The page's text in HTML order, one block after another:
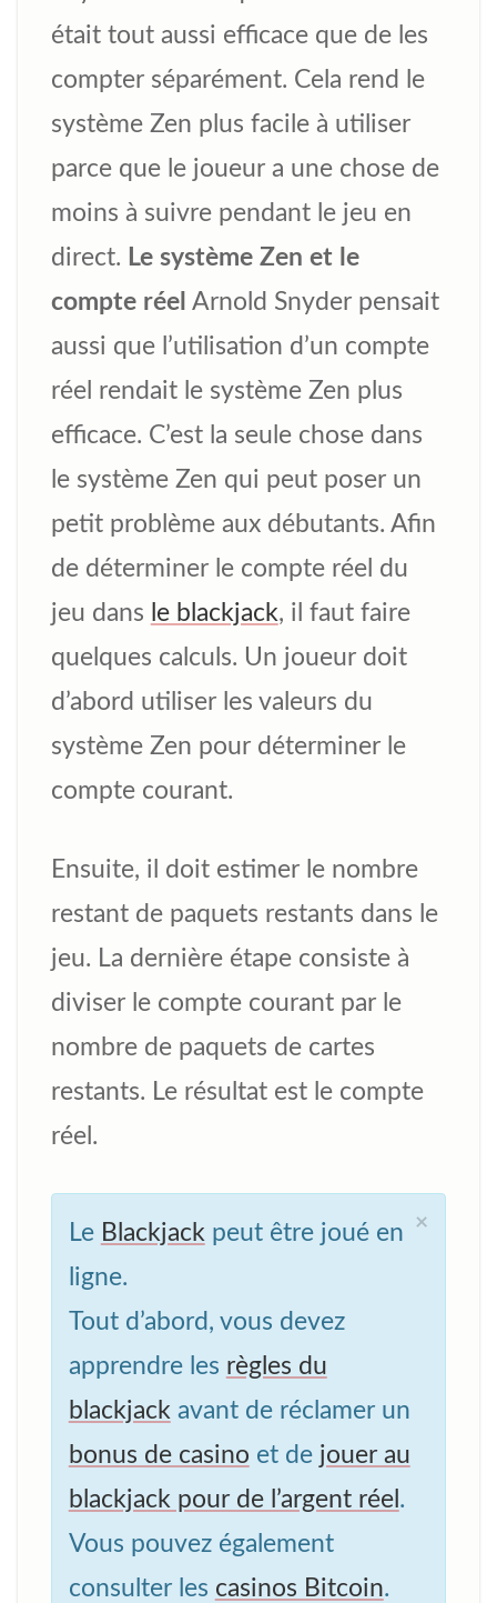
était tout aussi efficace que de les
compter séparément. Cela rend le
système Zen plus facile à utiliser
parce que le joueur a une chose de
moins à suivre pendant le jeu en
direct. Le système Zen et le
compte réel Arnold Snyder pensait
aussi que l’utilisation d’un compte
réel rendait le système Zen plus
efficace. C’est la seule chose dans
le système Zen qui peut poser un
petit problème aux débutants. Afin
de déterminer le compte réel du
jeu dans le blackjack, il faut faire
quelques calculs. Un joueur doit
d’abord utiliser les valeurs du
système Zen pour déterminer le
compte courant.
Ensuite, il doit estimer le nombre
restant de paquets restants dans le
jeu. La dernière étape consiste à
diviser le compte courant par le
nombre de paquets de cartes
restants. Le résultat est le compte
réel.
×
Le Blackjack peut être joué en
ligne.
Tout d’abord, vous devez
apprendre les règles du
blackjack avant de réclamer un
bonus de casino et de jouer au
blackjack pour de l’argent réel .
Vous pouvez également
consulter les casinos Bitcoin.